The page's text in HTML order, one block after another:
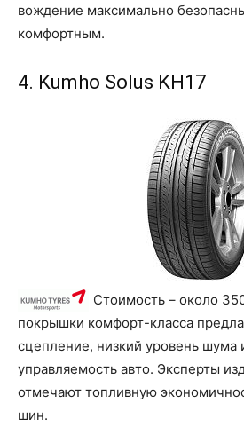
вождение максимально
комфортным.
4. Kumho Solus KH17
Стоимость – около
покрышки комфорт-класса
сцепление, низкий уровень шума
управляемость авто. Эксперты
отмечают топливную
шин.